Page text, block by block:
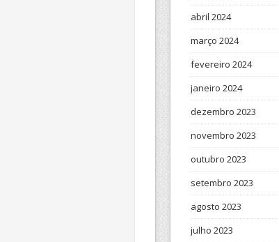
abril 2024
março 2024
fevereiro 2024
janeiro 2024
dezembro 2023
novembro 2023
outubro 2023
setembro 2023
agosto 2023
julho 2023